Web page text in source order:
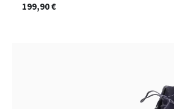
199,90 €